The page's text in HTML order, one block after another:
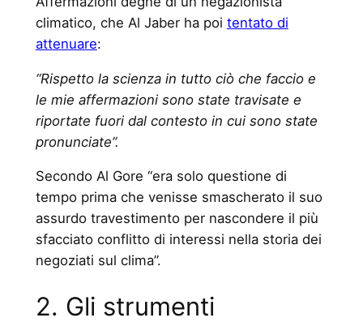
climatico, che Al Jaber ha poi tentato di
attenuare:
“Rispetto la scienza in tutto ciò che faccio e
le mie affermazioni sono state travisate e
riportate fuori dal contesto in cui sono state
pronunciate”.
Secondo Al Gore “era solo questione di
tempo prima che venisse smascherato il suo
assurdo travestimento per nascondere il più
sfacciato conflitto di interessi nella storia dei
negoziati sul clima”.
2. Gli strumenti